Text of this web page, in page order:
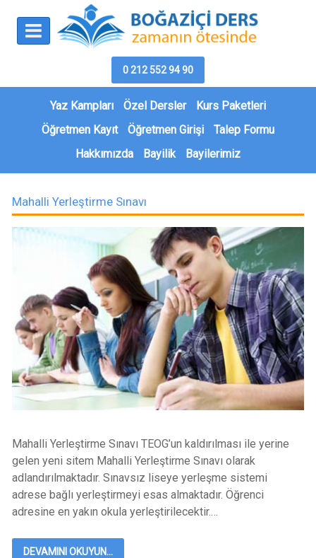
0 212 552 94 90
Yaz Kampları Özel Dersler
Kurs Paketleri
Öğretmen Kayıt
Öğretmen Girişi
Talep Formu
Hakkımızda
Bayilik Bayilerimiz
Mahalli Yerleştirme Sınavı
Mahalli Yerleştirme Sınavı TEOG’un kaldırılması ile yerine
gelen yeni sitem Mahalli Yerleştirme Sınavı olarak
adlandırılmaktadır. Sınavsız liseye yerleşme sistemi
adrese bağlı yerleştirmeyi esas almaktadır. Öğrenci
adresine en yakın okula yerleştirilecektir.…
DEVAMINI OKUYUN...